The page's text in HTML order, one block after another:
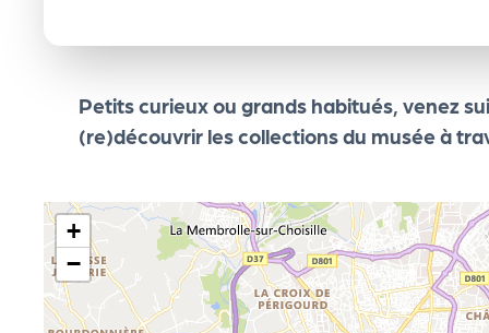
Petits curieux ou grands habitués, venez
(re)découvrir les collections du musée à
+
−
n
d
a
Le
s